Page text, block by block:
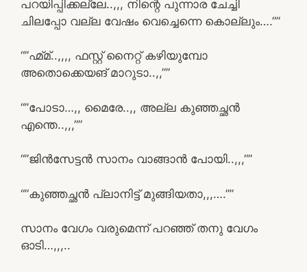
പറയിപ്പിക്കല്ലേ..,,, നിന്റെ പുന്നാര ചേച്ചി
ചിലപ്പോ വല്ല വേഷം വെച്ചെന്നെ കൊല്ലും….””
“”ഹ്മ്മ്..,,,, ഫസ്റ്റ് നൈറ്റ്‌ കഴിയുമ്പോ
അതൊക്കെയങ് മാറുടാ..,,””
“”പോടാ…,, മൈരേ..,, അല്ല കുഞ്ഞച്ഛൻ
എന്തെ..,,,””
“”ജിൻസേട്ടൻ സാനം വാങ്ങാൻ പോയി..,,,””
“”കുഞ്ഞച്ഛൻ പ്ലാനിട്ട് മുങ്ങിയതാ,,,….””
സാനം വേഗം വരുമെന്ന് പറഞ്ഞ് തനു വേഗം
ഓടി…,,,..